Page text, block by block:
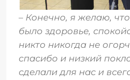
– Конечно, я желаю,
было здоровье,
никто никогда не
спасибо и низкий
сделали для нас и